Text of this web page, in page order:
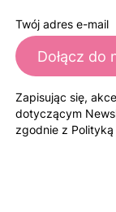
Twój adres e-mail
Dołącz do
Zapisując się,
dotyczącym
zgodnie z